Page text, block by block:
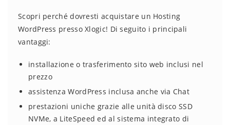
Scopri perché dovresti acquistare un Hosting
WordPress presso Xlogic! Di seguito i principali
vantaggi:
installazione o trasferimento sito web inclusi nel
prezzo
assistenza WordPress inclusa anche via Chat
prestazioni uniche grazie alle unità disco SSD
NVMe, a LiteSpeed ed al sistema integrato di